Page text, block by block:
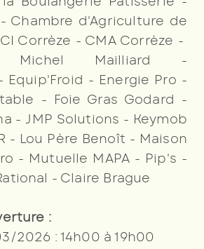
Chambre d'Agriculture de
Corrèze - CMA Corrèze -
Michel Mailliard -
Equip'Froid - Energie Pro -
- Foie Gras Godard -
- JMP Solutions - Keymob
- Lou Père Benoît - Maison
- Mutuelle MAPA - Pip's -
- Claire Brague
:
2026 : 14h00 à 19h00
LE MESSAGE
saisies soient exploitées
décrites
ici